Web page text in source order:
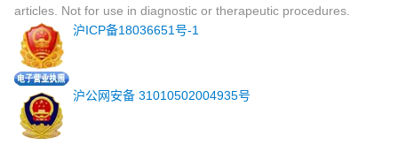
articles. Not for use in diagnostic or therapeutic procedures.
沪ICP备18036651号-1
沪公网安备 31010502004935号